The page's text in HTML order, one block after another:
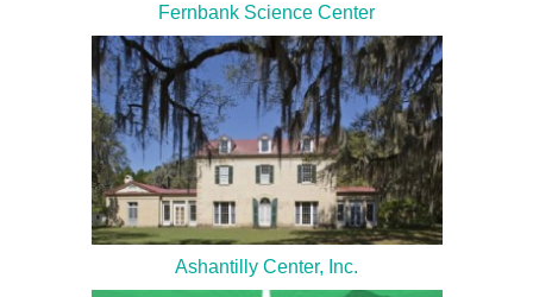
Fernbank Science Center
Ashantilly Center, Inc.